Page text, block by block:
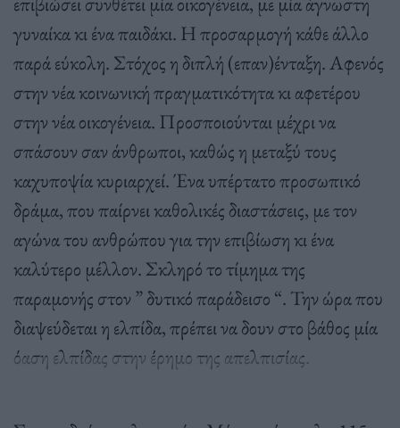
γυναίκα κι ένα παιδάκι. Η προσαρμογή κάθε άλλο
παρά εύκολη. Στόχος η διπλή (επαν)ένταξη. Αφενός
στην νέα κοινωνική πραγματικότητα κι αφετέρου
στην νέα οικογένεια. Προσποιούνται μέχρι να
σπάσουν σαν άνθρωποι, καθώς η μεταξύ τους
καχυποψία κυριαρχεί. Ένα υπέρτατο προσωπικό
δράμα, που παίρνει καθολικές διαστάσεις, με τον
αγώνα του ανθρώπου για την επιβίωση κι ένα
καλύτερο μέλλον. Σκληρό το τίμημα της
παραμονής στον ” δυτικό παράδεισο “. Την ώρα που
διαψεύδεται η ελπίδα, πρέπει να δουν στο βάθος μία
όαση ελπίδας στην έρημο της απελπισίας.